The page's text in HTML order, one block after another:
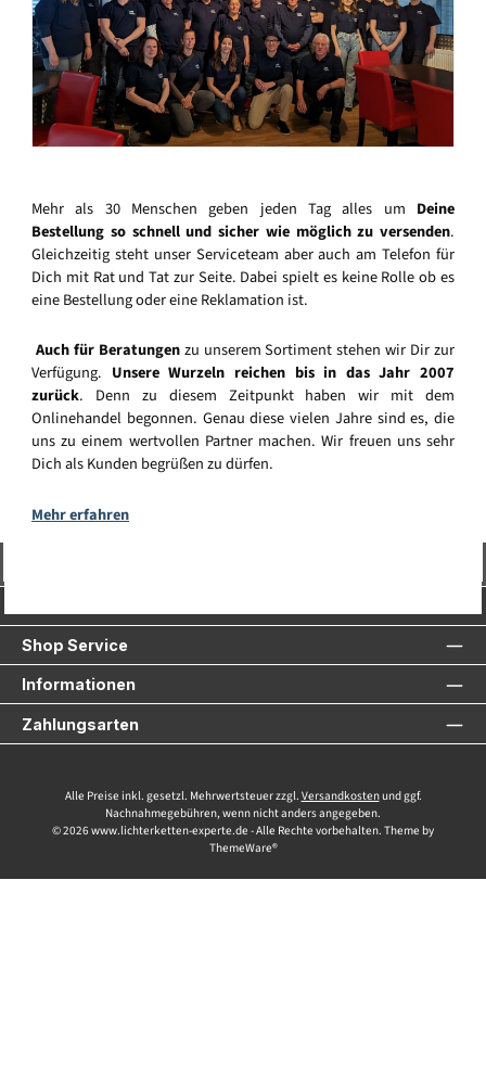
Mehr als 30 Menschen geben jeden Tag alles um Deine
Bestellung so schnell und sicher wie möglich zu versenden.
Gleichzeitig steht unser Serviceteam aber auch am Telefon für
Dich mit Rat und Tat zur Seite. Dabei spielt es keine Rolle ob es
eine Bestellung oder eine Reklamation ist.
Auch für Beratungenzu unserem Sortiment stehen wir Dir zur
Verfügung. Unsere Wurzeln reichen bis in das Jahr 2007
zurück. Denn zu diesem Zeitpunkt haben wir mit dem
Onlinehandel begonnen. Genau diese vielen Jahre sind es, die
uns zu einem wertvollen Partner machen. Wir freuen uns sehr
Dich als Kunden begrüßen zu dürfen.
Mehr erfahren
Shop Service
Informationen
Zahlungsarten
Alle Preise inkl. gesetzl. Mehrwertsteuer zzgl. Versandkostenund ggf.
Nachnahmegebühren, wenn nicht anders angegeben.
© 2026 www.lichterketten-experte.de - Alle Rechte vorbehalten. Theme by
ThemeWare®